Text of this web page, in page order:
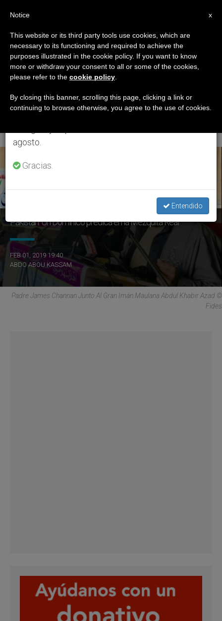
ETIQUETA
Posts Tagged
‘Maulana Muhammad
Abdul Qadir Azad’
ÚLTIMAS NOTICIAS
Pakistán: Un Dominico predica en la Mezquita Real
FEB 01, 2019 19:40
ABDO ABOU KASSAM
Padre James Channan Junto Al Gran Imán Maulana Abdul Khabir Azad ©
Fides
×
Aviso importante
Del 27 de julio al 7 de agosto haremos la pausa
anual, aprovechando que en el periodo de verano
se generan menos informaciones y también el
agosto.
Gracias.
Entendido
x
Notice
This website or its third party tools use cookies, which are
necessary to its functioning and required to achieve the
purposes illustrated in the cookie policy. If you want to know
more or withdraw your consent to all or some of the cookies,
please refer to the cookie policy
By closing this banner, scrolling this page, clicking a link or
continuing to browse otherwise, you agree to the use of cookies.